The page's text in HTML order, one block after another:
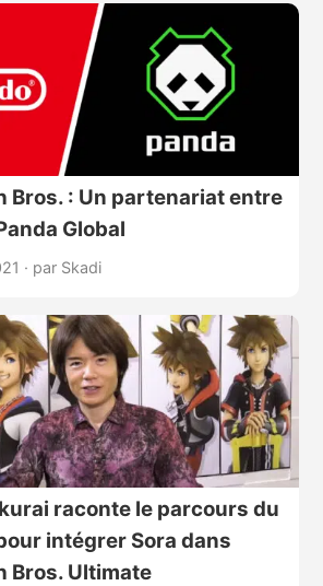
Bros. : Un partenariat entre
Global
· par Skadi
raconte le parcours du
intégrer Sora dans
Bros. Ultimate